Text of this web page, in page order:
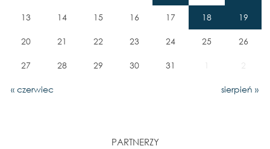
« czerwiec sierpień »
13 14 15 16 17 18 19
20 21 22 23 24 25 26
27 28 29 30 31 1 2
PARTNERZY